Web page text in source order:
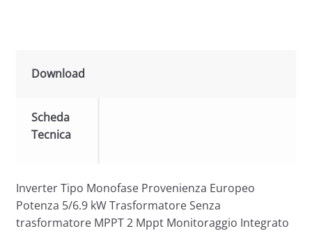
Download
Scheda
Tecnica
Inverter Tipo Monofase Provenienza Europeo
Potenza 5/6.9 kW Trasformatore Senza
trasformatore MPPT 2 Mppt Monitoraggio Integrato